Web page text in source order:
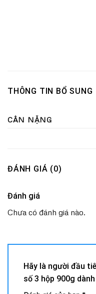
THÔNG TIN BỔ SUNG
CÂN NẶNG
ĐÁNH GIÁ (0)
Đánh giá
Chưa có đánh giá nào.
Hãy là người đầu
số 3 hộp 900g